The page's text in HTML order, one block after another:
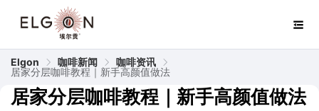
Elgon 咖啡新闻
咖啡资讯
居家分层咖啡教程｜新手高颜值做法
居家分层咖啡教程｜新手高颜值做法